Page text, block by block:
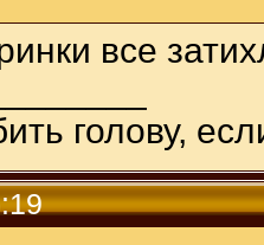
все
голову,